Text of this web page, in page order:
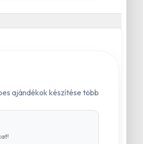
ajándékok készítése több